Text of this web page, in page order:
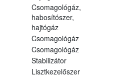
Csomagológáz,
habosítószer,
hajtógáz
Csomagológáz
Csomagológáz
Stabilizátor
Lisztkezelőszer